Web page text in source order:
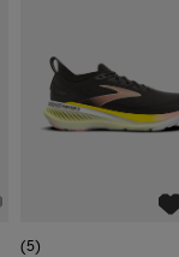
(5)